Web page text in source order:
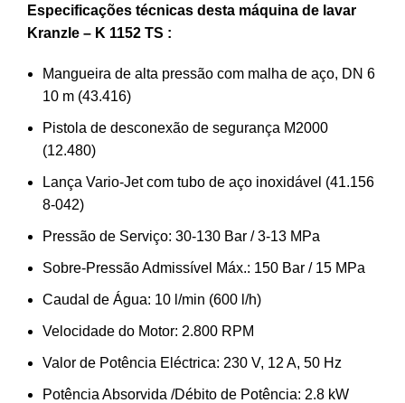
Especificações técnicas desta máquina de lavar
Kranzle – K 1152 TS :
Mangueira de alta pressão com malha de aço, DN 6
10 m (43.416)
Pistola de desconexão de segurança M2000
(12.480)
Lança Vario-Jet com tubo de aço inoxidável (41.156
8-042)
Pressão de Serviço: 30-130 Bar / 3-13 MPa
Sobre-Pressão Admissível Máx.: 150 Bar / 15 MPa
Caudal de Água: 10 l/min (600 l/h)
Velocidade do Motor: 2.800 RPM
Valor de Potência Eléctrica: 230 V, 12 A, 50 Hz
Potência Absorvida /Débito de Potência: 2.8 kW